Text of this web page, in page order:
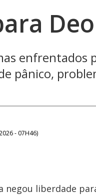
enfrentados
pânico,
- 07H46)
negou liberdade